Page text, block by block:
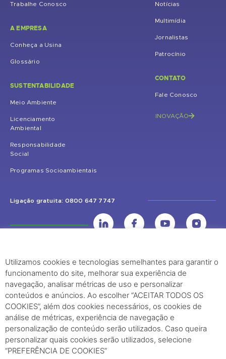
Trabalhe Conosco
A EMPRESA
Conheça a Usina
Glossário
SUSTENTABILIDADE
Meio Ambiente
Licenciamento
Ambiental
Responsabilidade
Social
Programas Socioambientais
Notícias
Multimídia
Jornalistas
Patrocínio
CONTATO
Fale Conosco
INOVAÇÃO
Ligação gratuita: 0800 647 7747
UHE Jirau
Rodovia BR-364, KM 824 S/Nº - Distrito de Jaci Paraná – Porto Velho
(RO) – CEP: 76840-000 – Telefone: (69) 2182.8600
Rio de Janeiro (RJ)
Edifício Palácio Austregésilo de Athayde Av. Presidente Wilson, 231 -
29º Andar, Sala 2904, Centro - Rio de Janeiro, RJ Cep - 20030-021
Utilizamos cookies e tecnologias semelhantes para garantir o
funcionamento do site, melhorar sua experiência de
navegação, analisar métricas de uso e personalizar
conteúdos e anúncios. Ao escolher “ACEITAR TODOS OS
COOKIES”, além dos cookies necessários, os cookies de
análise de métricas, experiência de navegação e
personalização de conteúdo serão utilizados. Caso queira
personalizar quais cookies serão utilizados, selecione
“PREFERÊNCIA DE COOKIES”